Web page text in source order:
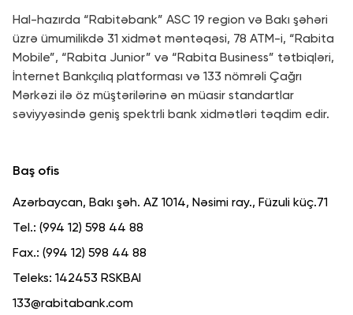
Hal-hazırda “Rabitəbank” ASC 19 region və Bakı şəhəri
üzrə ümumilikdə 31 xidmət məntəqəsi, 78 ATM-i, “Rabita
Mobile”, “Rabita Junior” və “Rabita Business” tətbiqləri,
İnternet Bankçılıq platforması və 133 nömrəli Çağrı
Mərkəzi ilə öz müştərilərinə ən müasir standartlar
səviyyəsində geniş spektrli bank xidmətləri təqdim edir.
Baş ofis
Azərbaycan, Bakı şəh. AZ 1014, Nəsimi ray., Füzuli küç.71
Tel.: (994 12) 598 44 88
Fax.: (994 12) 598 44 88
Teleks: 142453 RSKBAI
133@rabitabank.com